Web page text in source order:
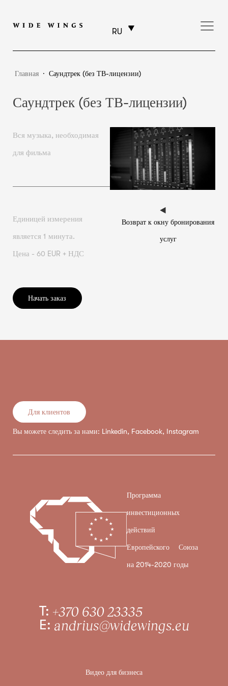
RU
Главная ⸱ Саундтрек (без ТВ-лицензии)
Саундтрек (без ТВ-лицензии)
Вся музыка, необходимая
для фильма
Единицей измерения
является 1 минута.
Цена - 60 EUR + НДС
Начать заказ
Возврат к окну бронирования
услуг
Для клиентов
Вы можете следить за нами: Linkedin, Facebook, Instagram
Программа
инвестиционных
действий
Европейского Союза
на 2014-2020 годы
T: +370 630 23335
E: andrius@widewings.eu
Видео для бизнеса